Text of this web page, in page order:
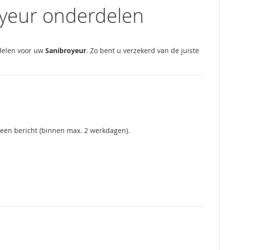
onderdelen
voor uw Sanibroyeur. Zo bent u verzekerd van de juiste
bericht (binnen max. 2 werkdagen).